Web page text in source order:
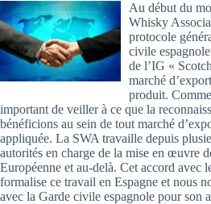
Au début du
Whisky
protocole
civile
de l’IG «
marché
produit.
important de veiller à ce que la
bénéficions au sein de tout marché
appliquée. La SWA travaille depuis
autorités en charge de la mise en œuvre
Européenne et au-delà. Cet accord avec
formalise ce travail en Espagne et nous
avec la Garde civile espagnole pour son